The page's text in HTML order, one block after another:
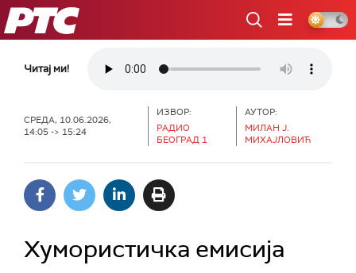
РТС
Читај ми!
СРЕДА, 10.06.2026,
14:05 -> 15:24
ИЗВОР:
РАДИО
БЕОГРАД 1
АУТОР:
МИЛАН Ј.
МИХАЈЛОВИЋ
Хумористичка емисија